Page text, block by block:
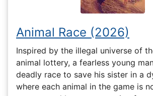
Animal Race (2026)
Inspired by the illegal universe of
animal lottery, a fearless young
deadly race to save his sister in a
where each animal in the game is